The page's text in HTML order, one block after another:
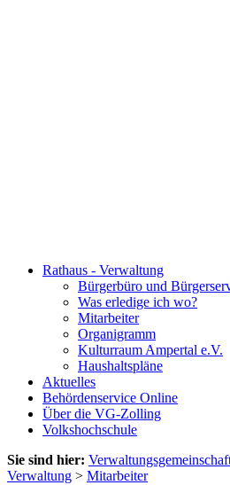
Rathaus - Verwaltung
Bürgerbüro und
Was erledige ich wo?
Mitarbeiter
Organigramm
Kulturraum Ampertal e.V.
Haushaltspläne
Aktuelles
Behördenservice Online
Über die VG-Zolling
Volkshochschule
Sie sind hier:
Verwaltung > Mitarbeiter